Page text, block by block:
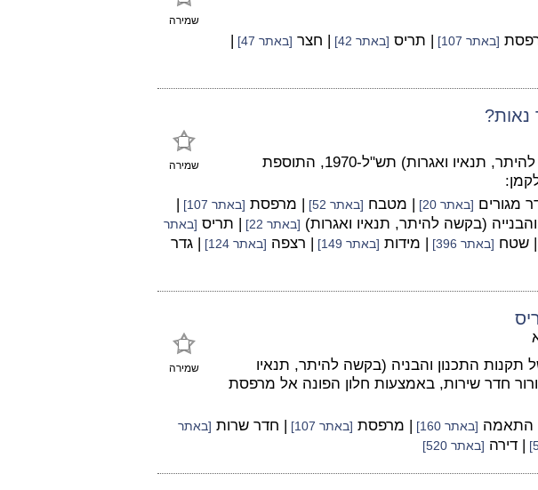
שמירה
[באתר 107] | תריס [באתר 42] | חצר [באתר 47]
|
נאות?
שמירה
על פי תקנות התכנון והבנייה (בקשה להיתר, תנאיו ואגרות) תש"ל-1970, התוספת
מגורים [באתר 20] | מטבח [באתר 52] | מרפסת [באתר 107]
|
(בקשה להיתר, תנאיו ואגרות) [באתר 22] | תריס [באתר
| שטח [באתר 396] | מידות [באתר 149] | רצפה [באתר 124] | גדר
שמירה
השנייה של תקנות התכנון והבניה (בקשה להיתר, תנאיו
לתכנן אוורור חדר שירות, באמצעות חלון הפונה אל מרפסת
התאמה [באתר 160] | מרפסת [באתר 107] | חדר שרות [באתר
| דירה [באתר 520]